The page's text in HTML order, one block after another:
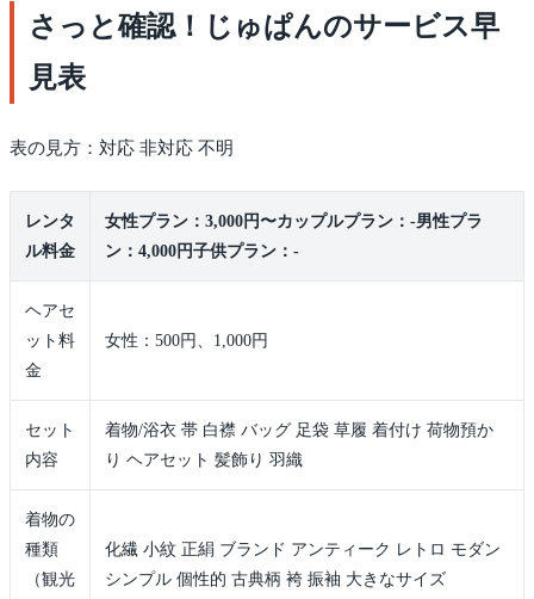
さっと確認！じゅぱんのサービス早
見表
表の見方：対応 非対応 不明
レンタ
ル料金
女性プラン：3,000円〜カップルプラン：-男性プラ
ン：4,000円子供プラン：-
ヘアセ
ット料
金
女性：500円、1,000円
セット
内容
着物/浴衣 帯 白襟 バッグ 足袋 草履 着付け 荷物預か
り ヘアセット 髪飾り 羽織
着物の
種類
（観光
化繊 小紋 正絹 ブランド アンティーク レトロ モダン
シンプル 個性的 古典柄 袴 振袖 大きなサイズ